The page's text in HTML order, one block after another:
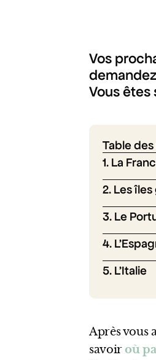
Vos
Vous êtes
Table
1. La
2. Les
3. Le
4.
5. L’Italie
Après vous
savoiroù